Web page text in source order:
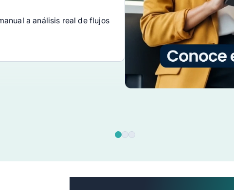
a análisis real de flujos